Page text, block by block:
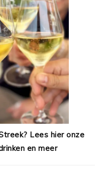
Lees hier onze
en meer